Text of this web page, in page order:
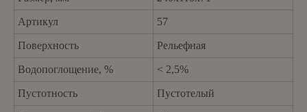
Артикул 57
Поверхность Рельефная
Водопоглощение, % < 2,5%
Пустотность Пустотелый